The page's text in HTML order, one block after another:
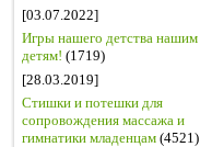
[03.07.2022]
Игры нашего детства нашим
детям! (1719)
[28.03.2019]
Стишки и потешки для
сопровождения массажа и
гимнатики младенцам (4521)